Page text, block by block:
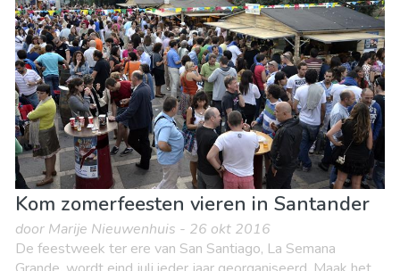
Kom zomerfeesten vieren in Santander
door Marije Nieuwenhuis - 26 okt 2016
De feestweek ter ere van San Santiago, La Semana